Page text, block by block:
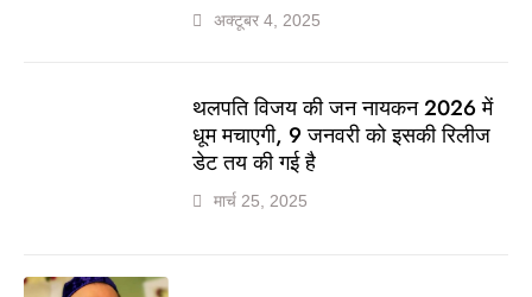
अक्टूबर 4, 2025
थलपति विजय की जन नायकन 2026 में
धूम मचाएगी, 9 जनवरी को इसकी रिलीज
डेट तय की गई है
मार्च 25, 2025